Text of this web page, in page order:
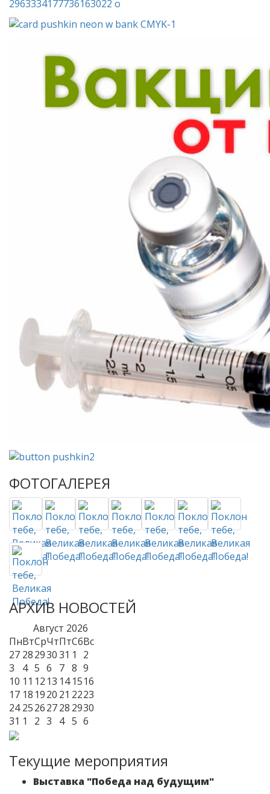
ФОТОГАЛЕРЕЯ
АРХИВ НОВОСТЕЙ
Август 2026
ПнВтСрЧтПтСбВс
27 28293031 1
2
3
4 5 6 7 8 9
10 11 12 13 14 1516
17 18 1920 21 2223
24 25262728 2930
31 1 2 3 4 5 6
Текущие мероприятия
Выставка "Победа над будущим"